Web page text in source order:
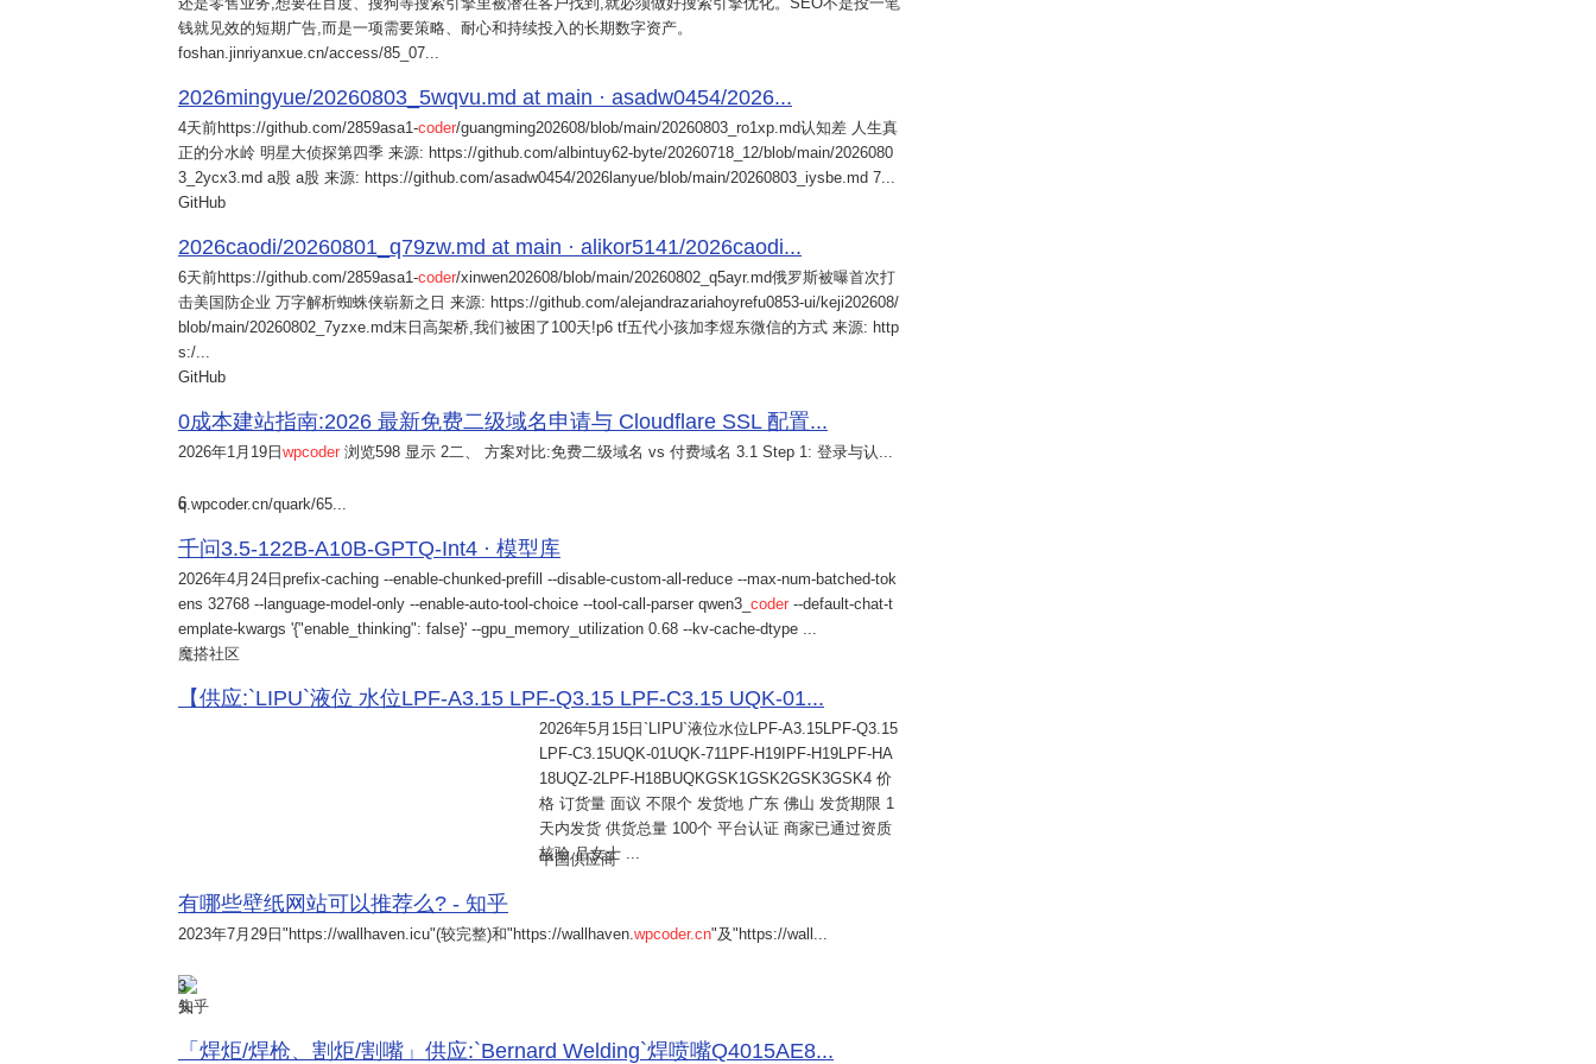
钱就见效的短期广告,而是一项需要策略、耐心和持续投入的长期数字资产。
foshan.jinriyanxue.cn/access/85_07...
2026mingyue/20260803_5wqvu.md at main · asadw0454/2026...
4天前https://github.com/2859asa1-coder/guangming202608/blob/main/20260803_ro1xp.md认知差 人生真
正的分水岭 明星大侦探第四季 来源: https://github.com/albintuy62-byte/20260718_12/blob/main/2026080
3_2ycx3.md a股 a股 来源: https://github.com/asadw0454/2026lanyue/blob/main/20260803_iysbe.md 7...
GitHub
2026caodi/20260801_q79zw.md at main · alikor5141/2026caodi...
6天前https://github.com/2859asa1-coder/xinwen202608/blob/main/20260802_q5ayr.md俄罗斯被曝首次打
击美国防企业 万字解析蜘蛛侠崭新之日 来源: https://github.com/alejandrazariahoyrefu0853-ui/keji202608/
blob/main/20260802_7yzxe.md末日高架桥,我们被困了100天!p6 tf五代小孩加李煜东微信的方式 来源: http
s:/...
GitHub
0成本建站指南:2026 最新免费二级域名申请与 Cloudflare SSL 配置...
2026年1月19日wpcoder 浏览598 显示 2二、 方案对比:免费二级域名 vs 付费域名 3.1 Step 1: 登录与认...
6
q.wpcoder.cn/quark/65...
千问3.5-122B-A10B-GPTQ-Int4 · 模型库
2026年4月24日 prefix-caching --enable-chunked-prefill --disable-custom-all-reduce --max-num-batched-tok
ens 32768 --language-model-only --enable-auto-tool-choice --tool-call-parser qwen3_ coder --default-chat-t
emplate-kwargs '{"enable_thinking": false}' --gpu_memory_utilization 0.68 --kv-cache-dtype ...
魔搭社区
【供应:`LIPU`液位 水位LPF-A3.15 LPF-Q3.15 LPF-C3.15 UQK-01...
2026年5月15日 `LIPU`液位水位LPF-A3.15LPF-Q3.15
LPF-C3.15UQK-01UQK-711PF-H19IPF-H19LPF-HA
18UQZ-2LPF-H18BUQKGSK1GSK2GSK3GSK4 价
格 订货量 面议 不限个 发货地 广东 佛山 发货期限 1
天内发货 供货总量 100个 平台认证 商家已通过资质
核验 吕女士 ...
中国供应商
有哪些壁纸网站可以推荐么? - 知乎
2023年7月29日 "https://wallhaven.icu"(较完整)和"https://wallhaven.wpcoder.cn"及"https://wall...
3
知乎
「焊炬/焊枪、割炬/割嘴」供应:`Bernard Welding`焊喷嘴Q4015AE8...